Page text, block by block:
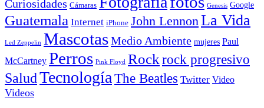
Curiosidades Cámaras Genesis Google
Guatemala Internet iPhone John LennonLa Vida
Led Zeppelin MascotasMedio Ambiente mujeres Paul
McCartney Perros Pink Floyd Rockrock progresivo
SaludTecnologíaThe Beatles Twitter Video
Videos